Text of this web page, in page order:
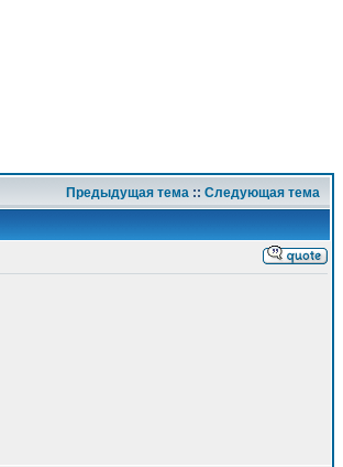
Предыдущая тема :: Следующая тема